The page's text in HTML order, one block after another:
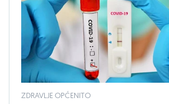
ZDRAVLJE OPĆENITO